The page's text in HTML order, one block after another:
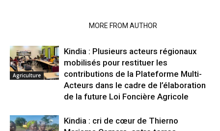
MORE FROM AUTHOR
Agriculture
Kindia : Plusieurs acteurs régionaux
mobilisés pour restituer les
contributions de la Plateforme Multi-
Acteurs dans le cadre de l’élaboration
de la future Loi Foncière Agricole
Kindia : cri de cœur de Thierno